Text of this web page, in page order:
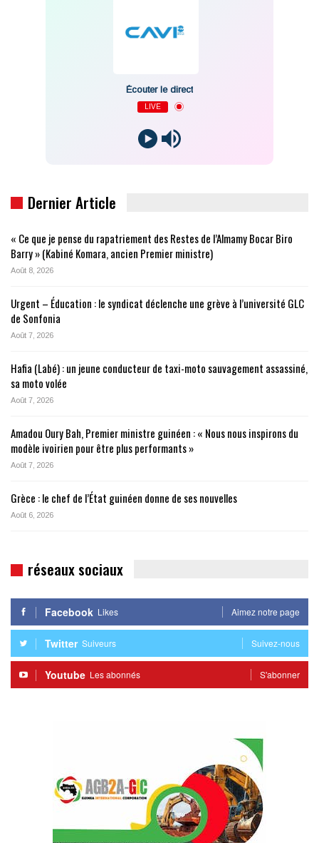
Écouter le direct
LIVE
Dernier Article
« Ce que je pense du rapatriement des Restes de l’Almamy Bocar Biro
Barry » (Kabiné Komara, ancien Premier ministre)
Août 8, 2026
Urgent – Éducation : le syndicat déclenche une grève à l’université GLC
de Sonfonia
Août 7, 2026
Hafia (Labé) : un jeune conducteur de taxi-moto sauvagement assassiné,
sa moto volée
Août 7, 2026
Amadou Oury Bah, Premier ministre guinéen : « Nous nous inspirons du
modèle ivoirien pour être plus performants »
Août 7, 2026
Grèce : le chef de l’État guinéen donne de ses nouvelles
Août 6, 2026
réseaux sociaux
Facebook Likes Aimez notre page
Twitter Suiveurs Suivez-nous
Youtube Les abonnés S'abonner